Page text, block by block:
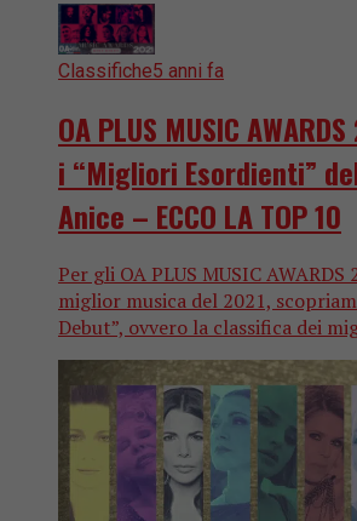
Classifiche5 anni fa
OA PLUS MUSIC
i “Migliori Esordienti”
Anice – ECCO LA TOP 10
Per gli OA PLUS MUSIC
miglior musica del 2021,
Debut”, ovvero la classifica dei